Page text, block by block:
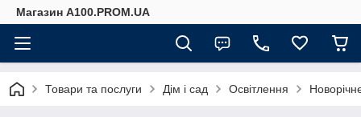
Магазин A100.PROM.UA
Товари та послуги Дім і сад Освітлення